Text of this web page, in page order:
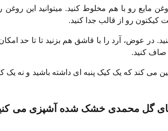
رو با هم مخلوط کنید. میتوانید این روغن
رو از قالب جدا کنید.
در عوض، آرد را با قاشق هم بزنید تا تا حد
صاف کنید.
می کند که یک کیک پنبه ای داشته باشید و نه یک
های گل محمدی خشک شده آشپزی می